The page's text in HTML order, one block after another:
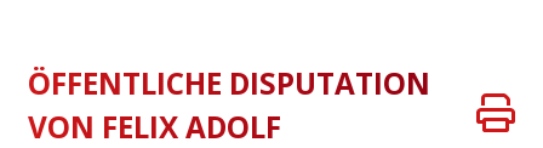
ÖFFENTLICHE DISPUTATION
VON FELIX ADOLF